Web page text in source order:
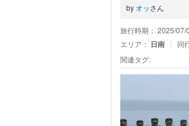
by オッさん
旅行時期： 2025/07/
エリア： 日南 同
関連タグ: